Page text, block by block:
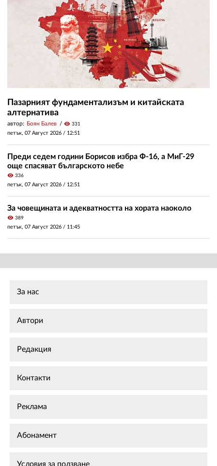
Пазарният фундаментализъм и китайската
алтернатива
автор: Боян Балев visibility 331
петък, 07 Август 2026 / 12:51
Преди седем години Борисов избра Ф-16, а МиГ-29
още спасяват българското небе
visibility 336
петък, 07 Август 2026 / 12:51
За човещината и адекватността на хората наоколо
visibility 389
петък, 07 Август 2026 / 11:45
За нас
Автори
Редакция
Контакти
Реклама
Абонамент
Условия за ползване